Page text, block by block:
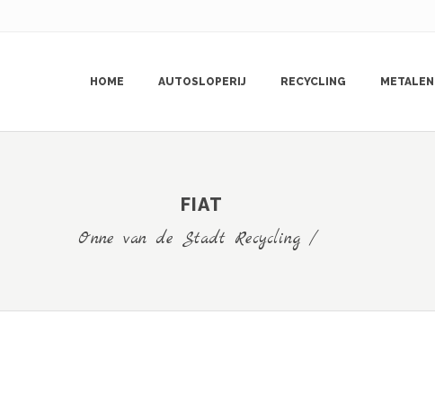
HOME AUTOSLOPERIJ RECYCLING METALEN
FIAT
Onne van de Stadt Recycling/